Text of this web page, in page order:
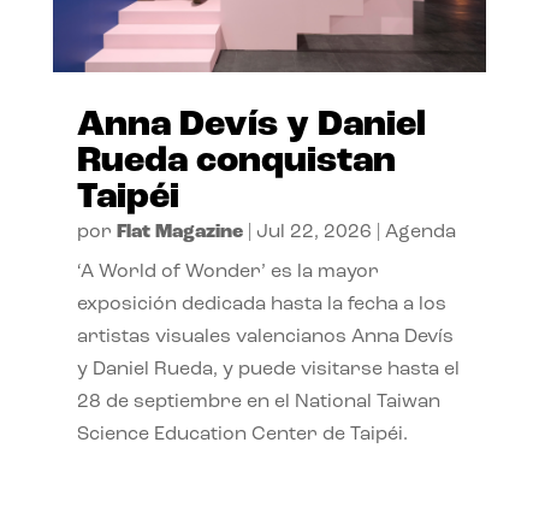
Anna Devís y Daniel
Rueda conquistan
Taipéi
por Flat Magazine| Jul 22, 2026 Agenda
‘A World of Wonder’ es la mayor
exposición dedicada hasta la fecha a los
artistas visuales valencianos Anna Devís
y Daniel Rueda, y puede visitarse hasta el
28 de septiembre en el National Taiwan
Science Education Center de Taipéi.